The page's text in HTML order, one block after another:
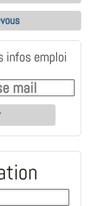
infos emploi